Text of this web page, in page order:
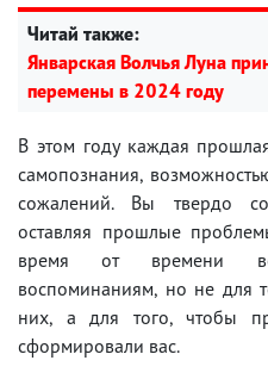
Читай также:
Январская Волчья Луна
перемены в 2024 году
В этом году каждая
самопознания,
сожалений. Вы твердо
оставляя прошлые
время от времени
воспоминаниям, но не для
них, а для того, чтобы
сформировали вас.